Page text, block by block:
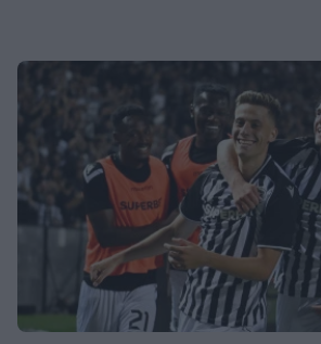
διακοπών, η αμφιβολία & η
αντίδραση στην απάντηση του
Στέλιου Μανουσάκη
SHOWBIZ
«Εγώ, το κορίτσι μου & το
ηλιοβασίλεμα» - Η Καινούργιου με
σικ λευκό φόρεμα αγκαλιά με την
κόρη της